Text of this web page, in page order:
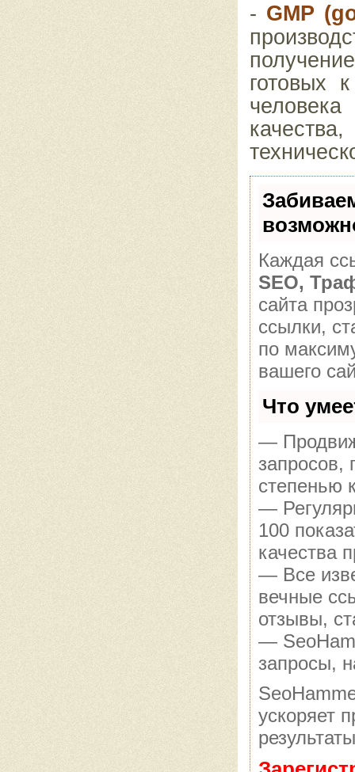
- GMP (
готовых
Каждая
SEO,
сайта
ссылки,
по
вашего
Что
—
запросов,
степенью
—
100
качества
— Все
вечные
отзывы,
—
запросы,
ускоряет